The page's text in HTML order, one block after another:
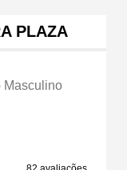
PLAZA
Masculino